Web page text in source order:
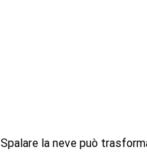
Spalare la neve può